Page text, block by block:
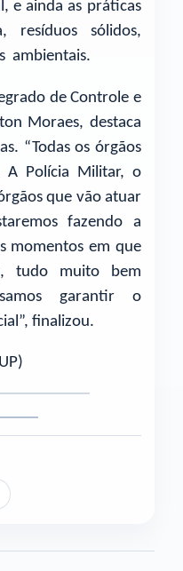
e ainda as práticas
resíduos sólidos,
ambientais.
de Controle e
Moraes, destaca
“Todas os órgãos
A Polícia Militar, o
que vão atuar
fazendo a
momentos em que
tudo muito bem
garantir o
finalizou.
Foto
2